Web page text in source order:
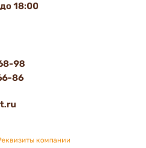
18:00
98
86
компании